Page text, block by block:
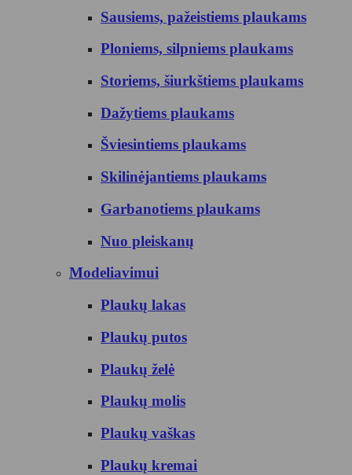
Sausiems, pažeistiems plaukams
Ploniems, silpniems plaukams
Storiems, šiurkštiems plaukams
Dažytiems plaukams
Šviesintiems plaukams
Skilinėjantiems plaukams
Garbanotiems plaukams
Nuo pleiskanų
Modeliavimui
Plaukų lakas
Plaukų putos
Plaukų želė
Plaukų molis
Plaukų vaškas
Plaukų kremai